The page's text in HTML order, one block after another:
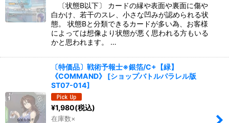
〔状態B以下〕 カードの縁や表面や裏面に傷や
白かけ、若干のスレ、小さな凹みが認められる状
態。 状態Bと分類できるカードが多い為、お客様
によっては想像より状態が悪く思われる方もいる
かと思われます。 …
〔特価品〕戦術予報士※銀箔/C+【緑】
《COMMAND》
[ショップバトルパラレル版
ST07-014]
¥1,980(税込)
在庫数×